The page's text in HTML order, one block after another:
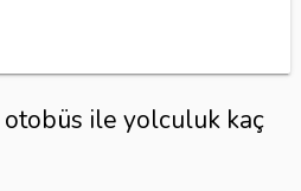
otobüs ile yolculuk kaç